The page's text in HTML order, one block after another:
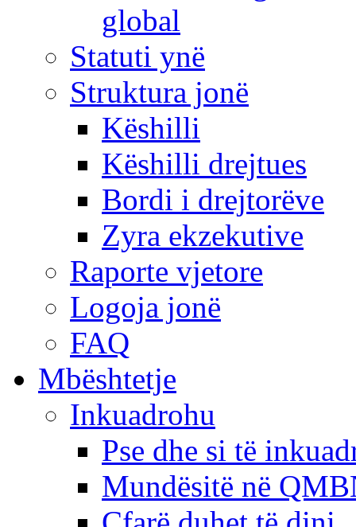
global
Statuti ynë
Struktura jonë
Këshilli
Këshilli drejtues
Bordi i drejtorëve
Zyra ekzekutive
Raporte vjetore
Logoja jonë
FAQ
Mbështetje
Inkuadrohu
Pse dhe si të
Mundësitë në